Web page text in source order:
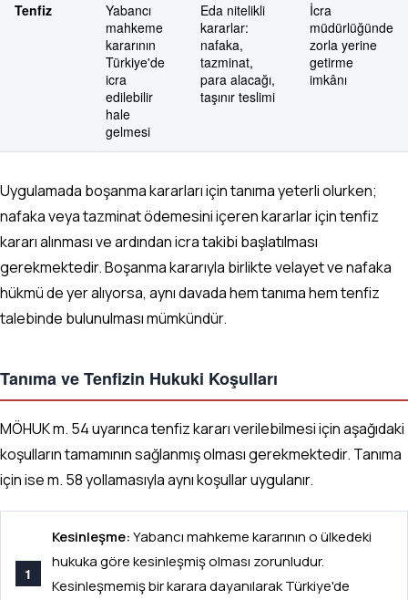
Tenfiz
Yabancı
mahkeme
kararının
Türkiye'de
icra
edilebilir
hale
gelmesi
Eda nitelikli
kararlar:
nafaka,
tazminat,
para alacağı,
taşınır teslimi
İcra
müdürlüğünde
zorla yerine
getirme
imkânı
Uygulamada boşanma kararları için tanıma yeterli olurken;
nafaka veya tazminat ödemesini içeren kararlar için tenfiz
kararı alınması ve ardından icra takibi başlatılması
gerekmektedir. Boşanma kararıyla birlikte velayet ve nafaka
hükmü de yer alıyorsa, aynı davada hem tanıma hem tenfiz
talebinde bulunulması mümkündür.
Tanıma ve Tenfizin Hukuki Koşulları
MÖHUK m. 54 uyarınca tenfiz kararı verilebilmesi için aşağıdaki
koşulların tamamının sağlanmış olması gerekmektedir. Tanıma
için ise m. 58 yollamasıyla aynı koşullar uygulanır.
Kesinleşme:Yabancı mahkeme kararının o ülkedeki
hukuka göre kesinleşmiş olması zorunludur.
Kesinleşmemiş bir karara dayanılarak Türkiye'de